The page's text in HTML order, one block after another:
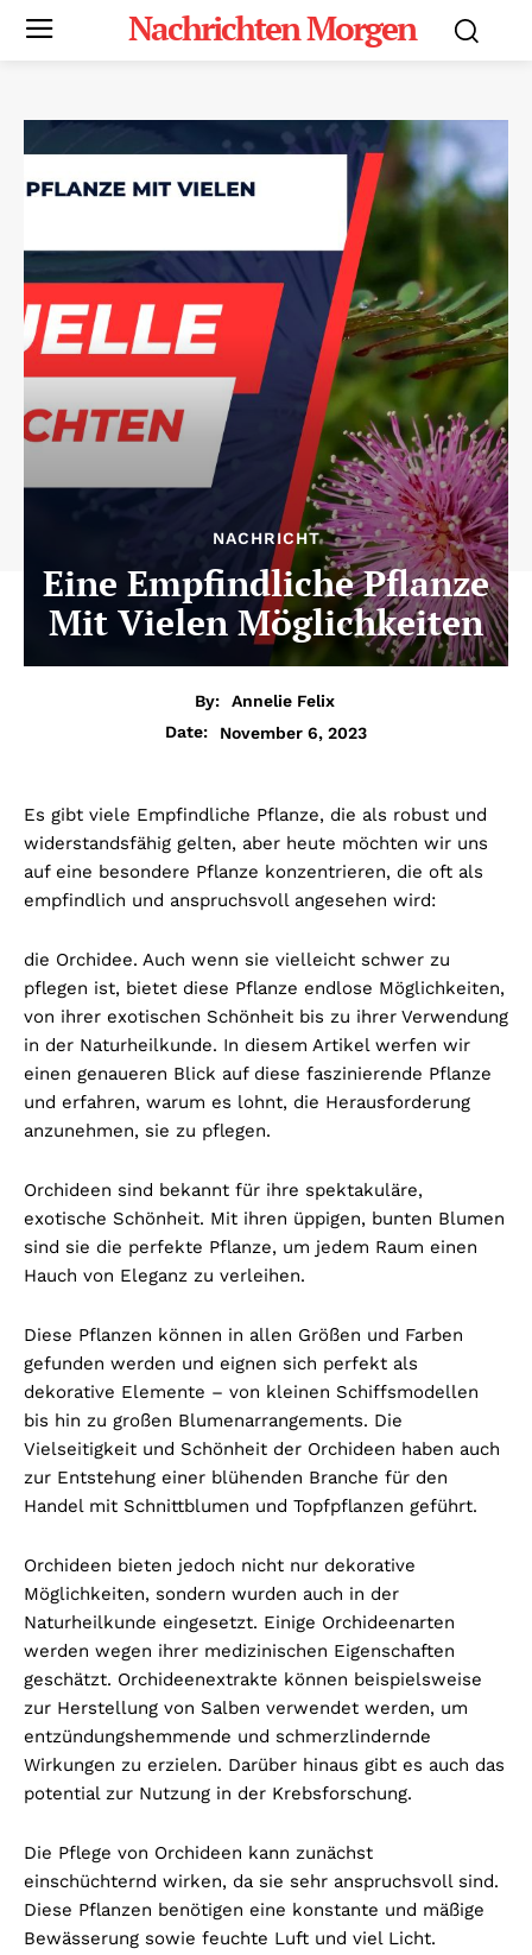
Nachrichten Morgen
NACHRICHT
Eine Empfindliche Pflanze
Mit Vielen Möglichkeiten
By:
Annelie Felix
Date:
November 6, 2023
Es gibt viele Empfindliche Pflanze, die als robust und
widerstandsfähig gelten, aber heute möchten wir uns
auf eine besondere Pflanze konzentrieren, die oft als
empfindlich und anspruchsvoll angesehen wird:
die Orchidee. Auch wenn sie vielleicht schwer zu
pflegen ist, bietet diese Pflanze endlose Möglichkeiten,
von ihrer exotischen Schönheit bis zu ihrer Verwendung
in der Naturheilkunde. In diesem Artikel werfen wir
einen genaueren Blick auf diese faszinierende Pflanze
und erfahren, warum es lohnt, die Herausforderung
anzunehmen, sie zu pflegen.
Orchideen sind bekannt für ihre spektakuläre,
exotische Schönheit. Mit ihren üppigen, bunten Blumen
sind sie die perfekte Pflanze, um jedem Raum einen
Hauch von Eleganz zu verleihen.
Diese Pflanzen können in allen Größen und Farben
gefunden werden und eignen sich perfekt als
dekorative Elemente – von kleinen Schiffsmodellen
bis hin zu großen Blumenarrangements. Die
Vielseitigkeit und Schönheit der Orchideen haben auch
zur Entstehung einer blühenden Branche für den
Handel mit Schnittblumen und Topfpflanzen geführt.
Orchideen bieten jedoch nicht nur dekorative
Möglichkeiten, sondern wurden auch in der
Naturheilkunde eingesetzt. Einige Orchideenarten
werden wegen ihrer medizinischen Eigenschaften
geschätzt. Orchideenextrakte können beispielsweise
zur Herstellung von Salben verwendet werden, um
entzündungshemmende und schmerzlindernde
Wirkungen zu erzielen. Darüber hinaus gibt es auch das
potential zur Nutzung in der Krebsforschung.
Die Pflege von Orchideen kann zunächst
einschüchternd wirken, da sie sehr anspruchsvoll sind.
Diese Pflanzen benötigen eine konstante und mäßige
Bewässerung sowie feuchte Luft und viel Licht.